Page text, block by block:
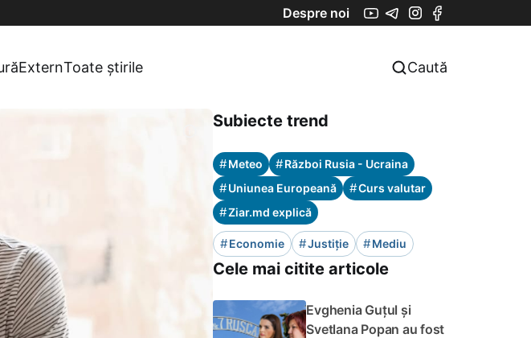
Despre noi
ExternToate știrile Caută
Subiecte trend
#Meteo #Război Rusia - Ucraina
#Uniunea Europeană #Curs valutar
#Ziar.md explică
#Economie #Justiție #Mediu
Cele mai citite articole
Evghenia Guțul și
Svetlana Popan au fost